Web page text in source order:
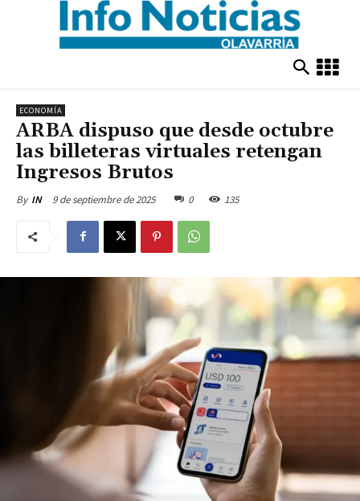
ECONOMÍA
ARBA dispuso que desde octubre
las billeteras virtuales retengan
Ingresos Brutos
By IN 9 de septiembre de 2025 0 135